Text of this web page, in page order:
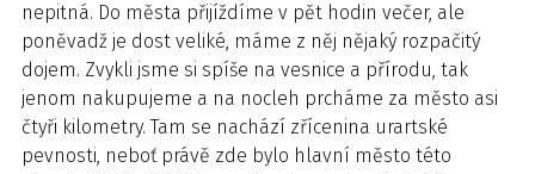
nepitná. Do města přijíždíme v pět hodin večer, ale
poněvadž je dost veliké, máme z něj nějaký rozpačitý
dojem. Zvykli jsme si spíše na vesnice a přírodu, tak
jenom nakupujeme a na nocleh prcháme za město asi
čtyři kilometry. Tam se nachází zřícenina urartské
pevnosti, neboť právě zde bylo hlavní město této